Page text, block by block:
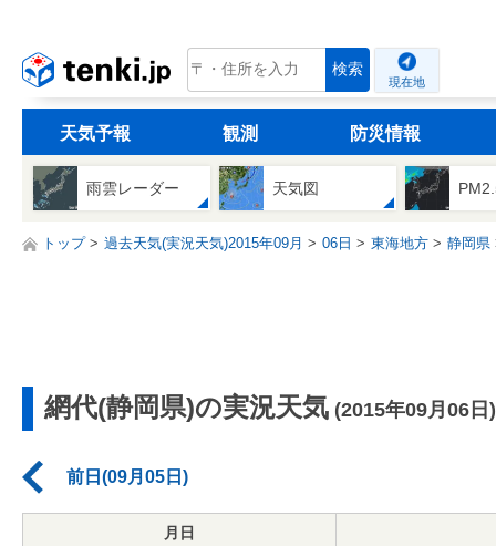
tenki.jp 検索
現在地
天気予報 観測 防災情報
雨雲レーダー 天気図
トップ 過去天気(実況天気)2015年09月 06日 東海地方 静岡県
網代(静岡県)の実況天気 (2015年09月06日)
前日(09月05日)
月日